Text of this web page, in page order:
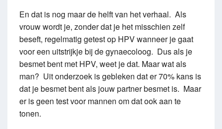
En dat is nog maar de helft van het verhaal. Als
vrouw wordt je, zonder dat je het misschien zelf
beseft, regelmatig getest op HPV wanneer je gaat
voor een uitstrijkje bij de gynaecoloog. Dus als je
besmet bent met HPV, weet je dat. Maar wat als
man? Uit onderzoek is gebleken dat er 70% kans is
dat je besmet bent als jouw partner besmet is. Maar
er is geen test voor mannen om dat ook aan te
tonen.